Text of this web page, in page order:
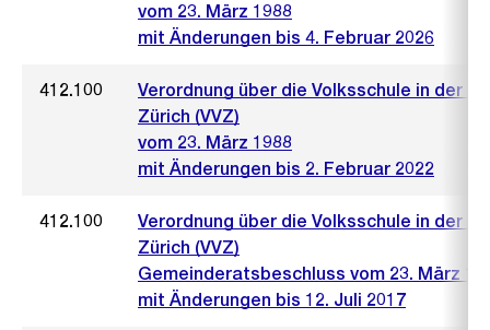
vom 23. März 1988
mit Änderungen bis 4. Februar 2026
412.100
Verordnung über die Volksschule in der
Zürich (VVZ)
vom 23. März 1988
mit Änderungen bis 2. Februar 2022
412.100
Verordnung über die Volksschule in der
Zürich (VVZ)
Gemeinderatsbeschluss vom 23. März
mit Änderungen bis 12. Juli 2017